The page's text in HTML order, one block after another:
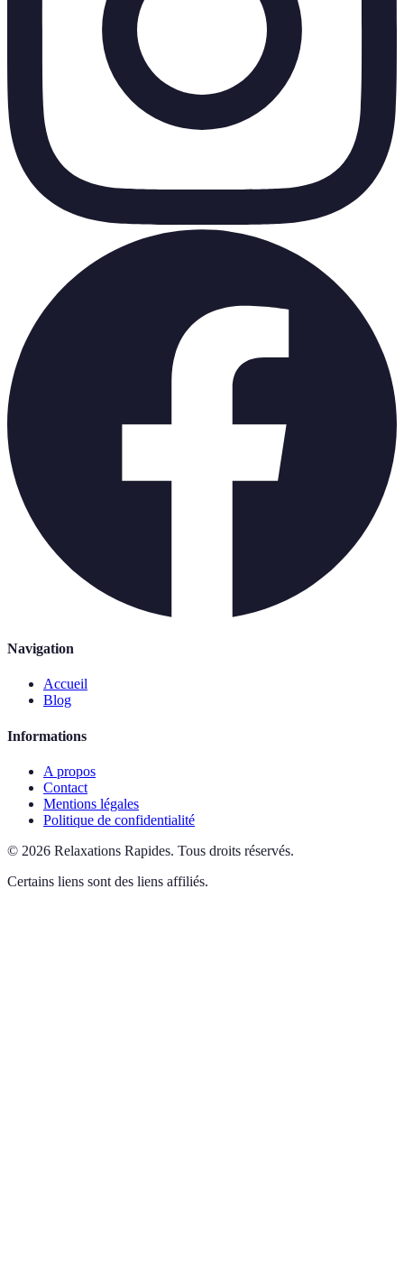
Navigation
Accueil
Blog
Informations
A propos
Contact
Mentions légales
Politique de confidentialité
© 2026 Relaxations Rapides. Tous droits réservés.
Certains liens sont des liens affiliés.